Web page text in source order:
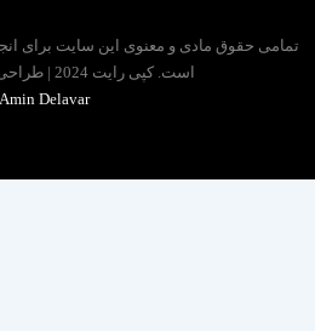
حقوق مادی و معنوی این سایت برای انجمن
است. کپی رایت 2024 | طراحی و توسعه توسط
Amin Delavar